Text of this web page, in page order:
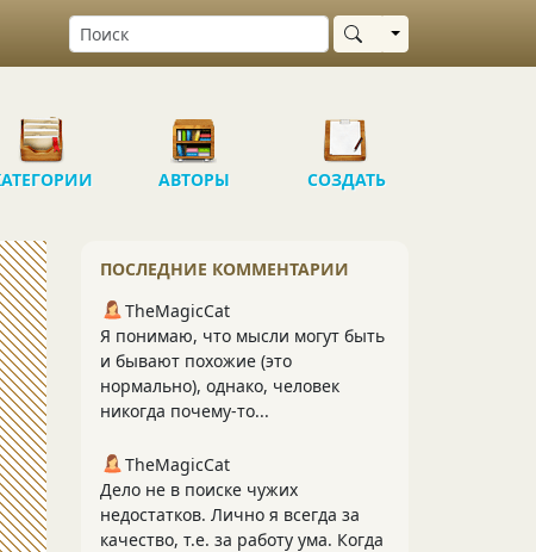
Выбрать область
АВТОРЫ СОЗДАТЬ
ПОСЛЕДНИЕ КОММЕНТАРИИ
TheMagicCat
Я понимаю, что мысли могут быть
и бывают похожие (это
нормально), однако, человек
никогда почему-то...
TheMagicCat
Дело не в поиске чужих
недостатков. Лично я всегда за
качество, т.е. за работу ума. Когда